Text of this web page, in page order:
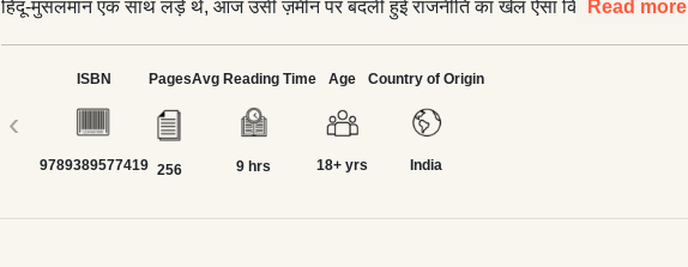
हिदू-मुसलमान एक साथ लड़े थे, आज उसी ज़मीन पर बदली हुई राजनीति का खेल ऐसा कि उनके
मुसलमान अपनी जातीय और वर्गीय ताक़त के साथ उपस्थित हैं। और यही कारण कि कथा
शमशेर साँई के क़त्ल से शुरू होती है, उसकी गुत्थी मुखिया लीलाधर यादव और सरपंच अकरम
अंसारी के बीच अन्तत: रहस्यमय बनी रहती है। क़ानून भी ताक़त के साथ ही खड़ा। असल में
टूटते-छूटते सामन्तवाद के युग में अपने वर्चस्व को बनाए रखने की राजनीति क्या हो सकती है, इसे
Read more
‹
ISBN
9789389577419
Pages
256
Avg Reading Time
9 hrs
Age
18+ yrs
Country of Origin
India